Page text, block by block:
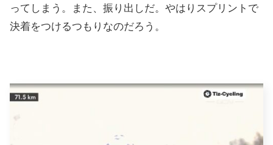
ってしまう。また、振り出しだ。やはりスプリントで
決着をつけるつもりなのだろう。